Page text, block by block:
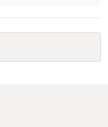
いきなり強制執行
うにしておくには、
が公証役場に赴い
契約の締結を行うこ
て、さらに詳しくお
の法律相談をご検